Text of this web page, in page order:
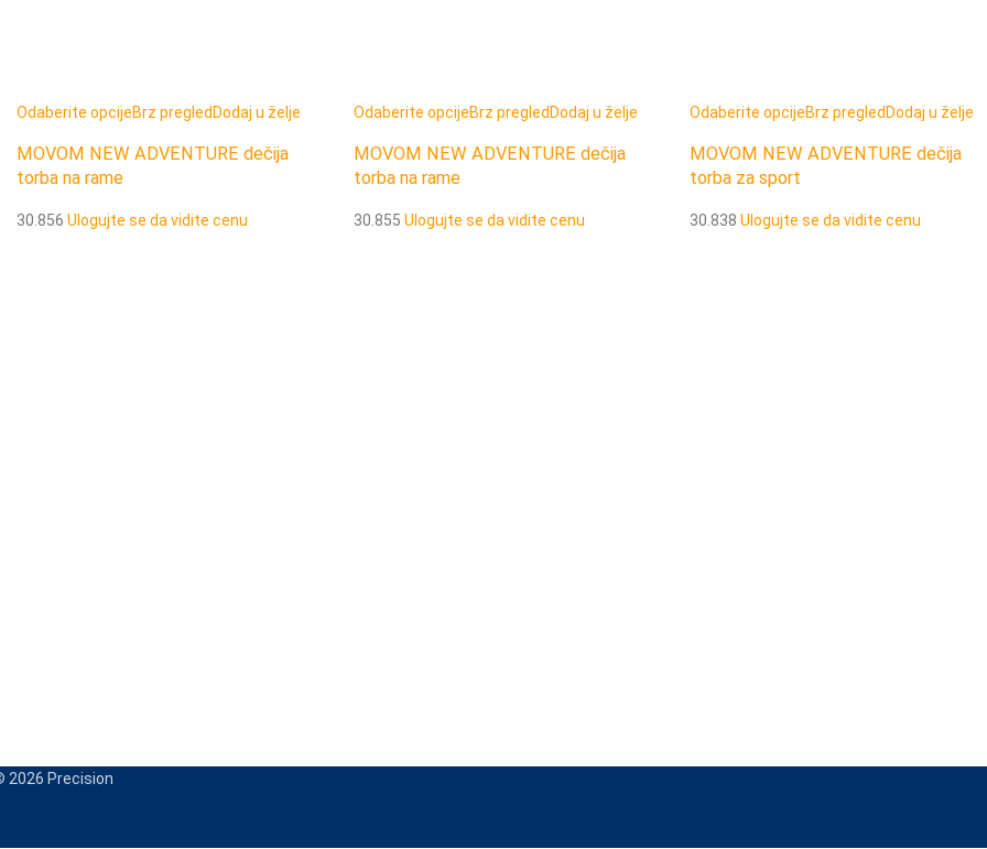
Odaberite opcijeBrz pregled Dodaj u želje
MOVOM NEW ADVENTURE dečija
torba na rame
30.856 Ulogujte se da vidite cenu
Odaberite opcijeBrz pregled Dodaj u želje
MOVOM NEW ADVENTURE dečija
torba na rame
30.855 Ulogujte se da vidite cenu
Odaberite opcijeBrz pregled Dodaj u želje
MOVOM NEW ADVENTURE dečija
torba za sport
30.838 Ulogujte se da vidite cenu
2026 Precision